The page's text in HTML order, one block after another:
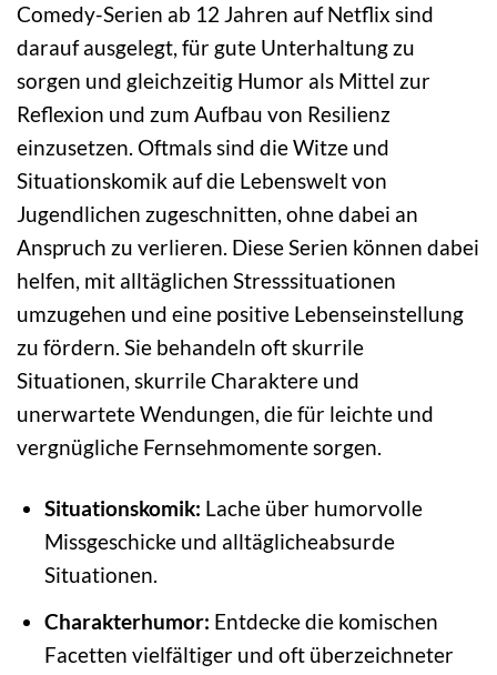
Comedy-Serien ab 12 Jahren auf Netflix sind
darauf ausgelegt, für gute Unterhaltung zu
sorgen und gleichzeitig Humor als Mittel zur
Reflexion und zum Aufbau von Resilienz
einzusetzen. Oftmals sind die Witze und
Situationskomik auf die Lebenswelt von
Jugendlichen zugeschnitten, ohne dabei an
Anspruch zu verlieren. Diese Serien können dabei
helfen, mit alltäglichen Stresssituationen
umzugehen und eine positive Lebenseinstellung
zu fördern. Sie behandeln oft skurrile
Situationen, skurrile Charaktere und
unerwartete Wendungen, die für leichte und
vergnügliche Fernsehmomente sorgen.
Situationskomik: Lache über humorvolle
Missgeschicke und alltäglicheabsurde
Situationen.
Charakterhumor: Entdecke die komischen
Facetten vielfältiger und oft überzeichneter